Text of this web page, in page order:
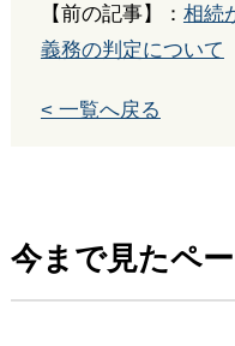
【前の記事】： 相続
義務の判定について
< 一覧へ戻る
今まで見たペー